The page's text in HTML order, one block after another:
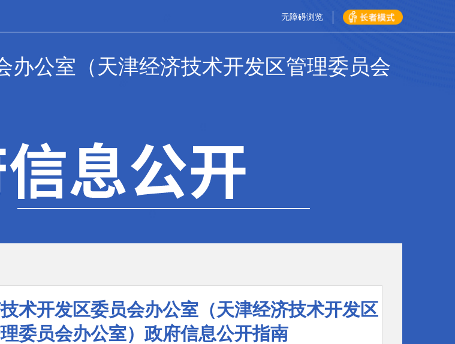
无障碍浏览
办公室（天津经济技术开发区管理委员会
术开发区委员会办公室（天津经济技术开发区
委员会办公室）政府信息公开指南